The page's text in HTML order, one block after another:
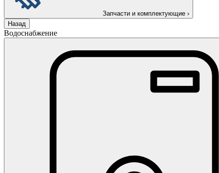
Запчасти и комплектующие ›
Назад
Водоснабжение